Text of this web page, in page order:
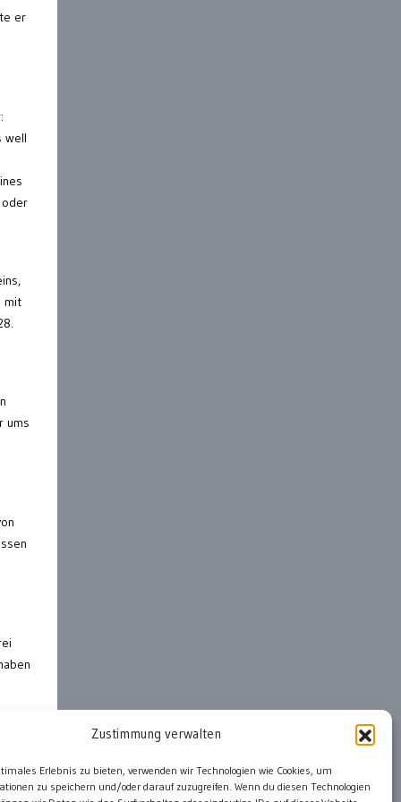
Zustimmung verwalten
Erlebnis zu bieten, verwenden wir Technologien wie Cookies, um
zu speichern und/oder darauf zuzugreifen. Wenn du diesen Technologien
er
well
oder
mit
ums